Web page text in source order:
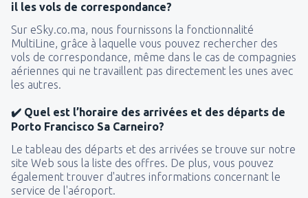
il les vols de correspondance?
Sur eSky.co.ma, nous fournissons la fonctionnalité
MultiLine, grâce à laquelle vous pouvez rechercher des
vols de correspondance, même dans le cas de compagnies
aériennes qui ne travaillent pas directement les unes avec
les autres.
✔️ Quel est l’horaire des arrivées et des départs de
Porto Francisco Sa Carneiro?
Le tableau des départs et des arrivées se trouve sur notre
site Web sous la liste des offres. De plus, vous pouvez
également trouver d'autres informations concernant le
service de l'aéroport.